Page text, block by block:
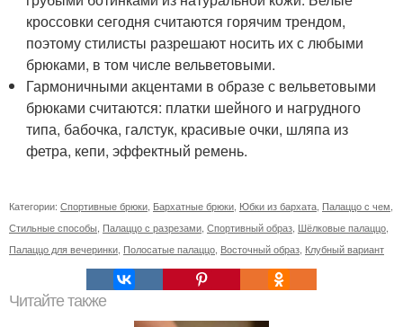
кроссовки сегодня считаются горячим трендом,
поэтому стилисты разрешают носить их с любыми
брюками, в том числе вельветовыми.
Гармоничными акцентами в образе с вельветовыми
брюками считаются: платки шейного и нагрудного
типа, бабочка, галстук, красивые очки, шляпа из
фетра, кепи, эффектный ремень.
Категории: Спортивные брюки Бархатные брюки Юбки из бархата Палаццо с чем
Стильные способы Палаццо с разрезами Спортивный образ Шёлковые палаццо
Палаццо для вечеринки Полосатые палаццо Восточный образ Клубный вариант
Читайте также